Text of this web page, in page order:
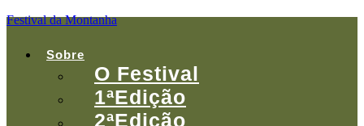
Festival da Montanha
Menu Sobre
O Festival
1ªEdição
2ªEdição